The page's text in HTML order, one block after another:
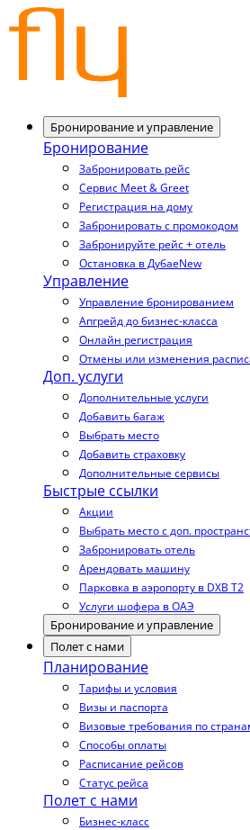
Бронирование и управление
Бронирование
Забронировать рейс
Сервис Meet & Greet
Регистрация на дому
Забронировать с промокодом
Забронируйте рейс + отель
Остановка в ДубаеNew
Управление
Управление бронированием
Апгрейд до бизнес-класса
Онлайн регистрация
Отмены или изменения
Доп. услуги
Дополнительные услуги
Добавить багаж
Выбрать место
Добавить страховку
Дополнительные сервисы
Быстрые ссылки
Акции
Выбрать место с доп.
Забронировать отель
Арендовать машину
Парковка в аэропорту в DXB T2
Услуги шофера в ОАЭ
Бронирование и управление
Полет с нами
Планирование
Тарифы и условия
Визы и паспорта
Визовые требования по
Способы оплаты
Расписание рейсов
Статус рейса
Полет с нами
Бизнес-класс